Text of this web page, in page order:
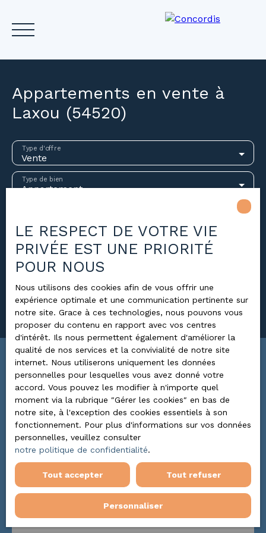
Estimez votre bien
Appartements en vente à
Laxou (54520)
Vente
Type d'offre
Appartement
Type de bien
Budget max (€)
Rechercher
Pertinence
Trier par
ALERTE MAIL
A voir absolument
LE RESPECT DE VOTRE VIE
PRIVÉE EST UNE PRIORITÉ
POUR NOUS
Nous utilisons des cookies afin de vous offrir une
expérience optimale et une communication pertinente sur
notre site. Grace à ces technologies, nous pouvons vous
proposer du contenu en rapport avec vos centres
d'intérêt. Ils nous permettent également d'améliorer la
qualité de nos services et la convivialité de notre site
internet. Nous utiliserons uniquement les données
personnelles pour lesquelles vous avez donné votre
accord. Vous pouvez les modifier à n'importe quel
moment via la rubrique ″Gérer les cookies″ en bas de
notre site, à l'exception des cookies essentiels à son
fonctionnement. Pour plus d'informations sur vos données
personnelles, veuillez consulter
notre politique de confidentialité.
Tout accepter Tout refuser
Personnaliser